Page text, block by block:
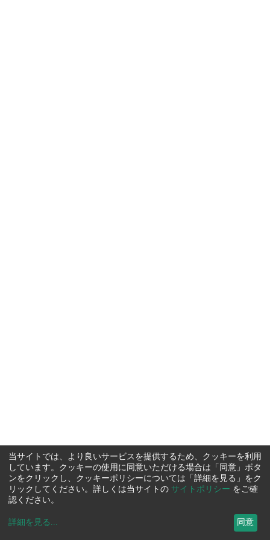
当サイトでは、より良いサービスを提供するため、クッキーを利用
しています。クッキーの使用に同意いただける場合は「同意」ボタ
ンをクリックし、クッキーポリシーについては「詳細を見る」をク
リックしてください。詳しくは当サイトの サイトポリシー をご確
認ください。
詳細を見る ... 同意